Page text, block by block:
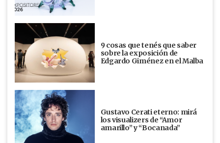
9 cosas que tenés que saber
sobre la exposición de
Edgardo Giménez en el Malba
Gustavo Cerati eterno: mirá
los visualizers de “Amor
amarillo” y “Bocanada”